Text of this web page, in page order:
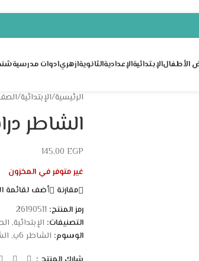
الأطفالالإبتدائيةالإعداديةالثانويةازهريادوات مدرسية
الرئيسية/الإبتدائية/
الشاطر
145,00 EGP
غير متوفر في المخزون
مقارنة
أضف لقائمة
رمز المنتج: 26190511
التصنيفات: الإبتدائية,
الوسوم: الشاطر 6ب ,